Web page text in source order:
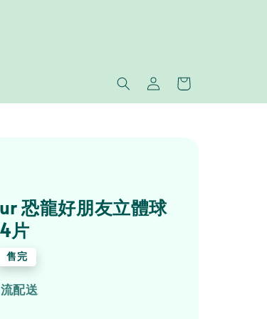
恐龍好朋友立體球
片
售完
配送